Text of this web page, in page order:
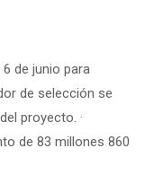
de junio para
de selección se
proyecto. ·
de 83 millones 860